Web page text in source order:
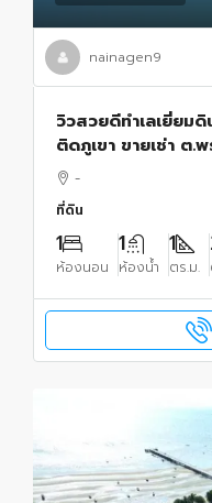
nainagen9
วิวสวยดีทำเลเยี่ยม
ติดภูเขา ขายเช่า ต.
ทาง-
ที่ดิน
1
ห้องนอน
1
ห้องน้ำ
1
ตร.ม.